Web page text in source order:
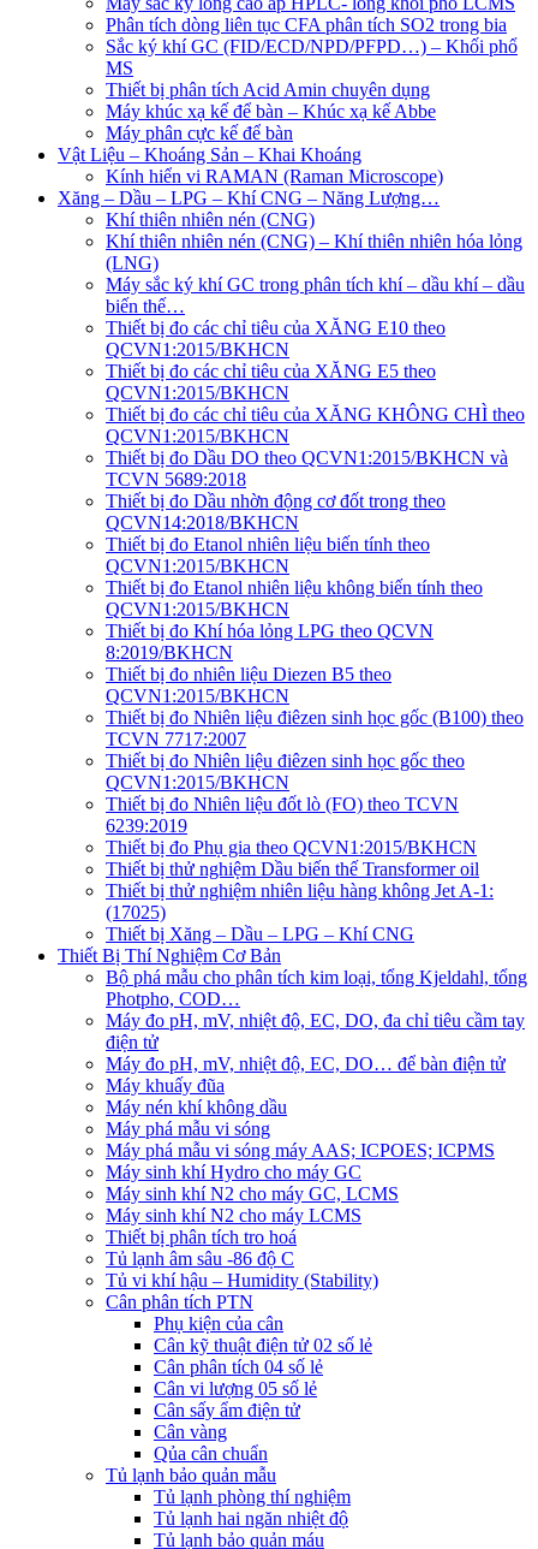
Phân tích dòng liên tục CFA phân tích SO2 trong bia
Sắc ký khí GC (FID/ECD/NPD/PFPD…) – Khối phổ
MS
Thiết bị phân tích Acid Amin chuyên dụng
Máy khúc xạ kế để bàn – Khúc xạ kế Abbe
Máy phân cực kế để bàn
Vật Liệu – Khoáng Sản – Khai Khoáng
Kính hiển vi RAMAN (Raman Microscope)
Xăng – Dầu – LPG – Khí CNG – Năng Lượng…
Khí thiên nhiên nén (CNG)
Khí thiên nhiên nén (CNG) – Khí thiên nhiên hóa lỏng
(LNG)
Máy sắc ký khí GC trong phân tích khí – dầu khí – dầu
biến thế…
Thiết bị đo các chỉ tiêu của XĂNG E10 theo
QCVN1:2015/BKHCN
Thiết bị đo các chỉ tiêu của XĂNG E5 theo
QCVN1:2015/BKHCN
Thiết bị đo các chỉ tiêu của XĂNG KHÔNG CHÌ theo
QCVN1:2015/BKHCN
Thiết bị đo Dầu DO theo QCVN1:2015/BKHCN và
TCVN 5689:2018
Thiết bị đo Dầu nhờn động cơ đốt trong theo
QCVN14:2018/BKHCN
Thiết bị đo Etanol nhiên liệu biến tính theo
QCVN1:2015/BKHCN
Thiết bị đo Etanol nhiên liệu không biến tính theo
QCVN1:2015/BKHCN
Thiết bị đo Khí hóa lỏng LPG theo QCVN
8:2019/BKHCN
Thiết bị đo nhiên liệu Diezen B5 theo
QCVN1:2015/BKHCN
Thiết bị đo Nhiên liệu điêzen sinh học gốc (B100) theo
TCVN 7717:2007
Thiết bị đo Nhiên liệu điêzen sinh học gốc theo
QCVN1:2015/BKHCN
Thiết bị đo Nhiên liệu đốt lò (FO) theo TCVN
6239:2019
Thiết bị đo Phụ gia theo QCVN1:2015/BKHCN
Thiết bị thử nghiệm Dầu biến thế Transformer oil
Thiết bị thử nghiệm nhiên liệu hàng không Jet A-1:
(17025)
Thiết bị Xăng – Dầu – LPG – Khí CNG
Thiết Bị Thí Nghiệm Cơ Bản
Bộ phá mẫu cho phân tích kim loại, tổng Kjeldahl, tổng
Photpho, COD…
Máy đo pH, mV, nhiệt độ, EC, DO, đa chỉ tiêu cầm tay
điện tử
Máy đo pH, mV, nhiệt độ, EC, DO… để bàn điện tử
Máy khuấy đũa
Máy nén khí không dầu
Máy phá mẫu vi sóng
Máy phá mẫu vi sóng máy AAS; ICPOES; ICPMS
Máy sinh khí Hydro cho máy GC
Máy sinh khí N2 cho máy GC, LCMS
Máy sinh khí N2 cho máy LCMS
Thiết bị phân tích tro hoá
Tủ lạnh âm sâu -86 độ C
Tủ vi khí hậu – Humidity (Stability)
Cân phân tích PTN
Phụ kiện của cân
Cân kỹ thuật điện tử 02 số lẻ
Cân phân tích 04 số lẻ
Cân vi lượng 05 số lẻ
Cân sấy ẩm điện tử
Cân vàng
Qủa cân chuẩn
Tủ lạnh bảo quản mẫu
Tủ lạnh phòng thí nghiệm
Tủ lạnh hai ngăn nhiệt độ
Tủ lạnh bảo quản máu